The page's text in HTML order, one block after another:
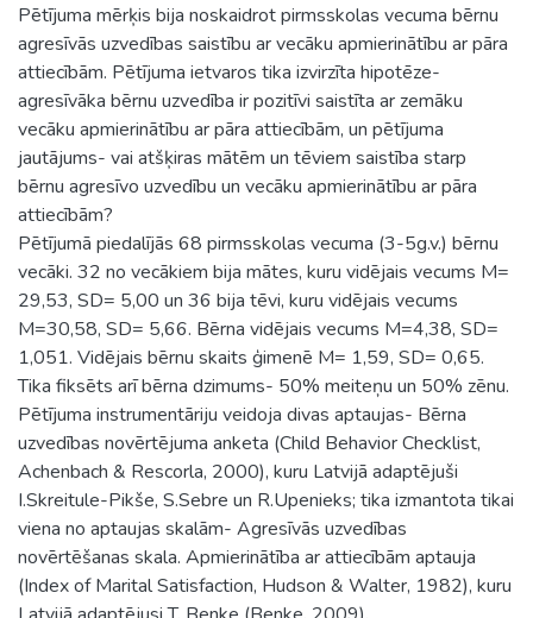
Pētījuma mērķis bija noskaidrot pirmsskolas vecuma bērnu
agresīvās uzvedības saistību ar vecāku apmierinātību ar pāra
attiecībām. Pētījuma ietvaros tika izvirzīta hipotēze-
agresīvāka bērnu uzvedība ir pozitīvi saistīta ar zemāku
vecāku apmierinātību ar pāra attiecībām, un pētījuma
jautājums- vai atšķiras mātēm un tēviem saistība starp
bērnu agresīvo uzvedību un vecāku apmierinātību ar pāra
attiecībām?
Pētījumā piedalījās 68 pirmsskolas vecuma (3-5g.v.) bērnu
vecāki. 32 no vecākiem bija mātes, kuru vidējais vecums M=
29,53, SD= 5,00 un 36 bija tēvi, kuru vidējais vecums
M=30,58, SD= 5,66. Bērna vidējais vecums M=4,38, SD=
1,051. Vidējais bērnu skaits ģimenē M= 1,59, SD= 0,65.
Tika fiksēts arī bērna dzimums- 50% meiteņu un 50% zēnu.
Pētījuma instrumentāriju veidoja divas aptaujas- Bērna
uzvedības novērtējuma anketa (Child Behavior Checklist,
Achenbach & Rescorla, 2000), kuru Latvijā adaptējuši
I.Skreitule-Pikše, S.Sebre un R.Upenieks; tika izmantota tikai
viena no aptaujas skalām- Agresīvās uzvedības
novērtēšanas skala. Apmierinātība ar attiecībām aptauja
(Index of Marital Satisfaction, Hudson & Walter, 1982), kuru